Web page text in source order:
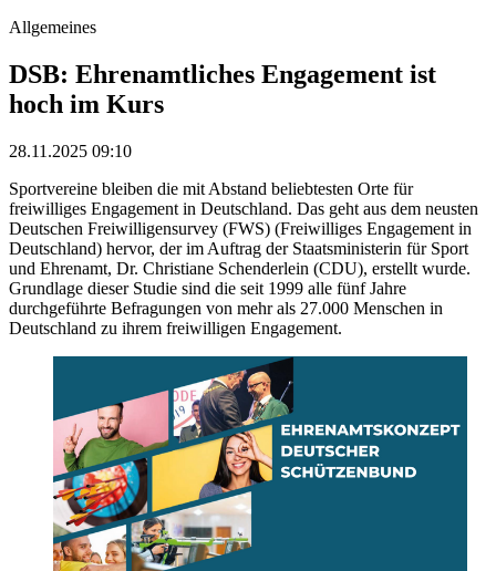
Allgemeines
DSB: Ehrenamtliches Engagement ist
hoch im Kurs
28.11.2025 09:10
Sportvereine bleiben die mit Abstand beliebtesten Orte für
freiwilliges Engagement in Deutschland. Das geht aus dem neusten
Deutschen Freiwilligensurvey (FWS) (Freiwilliges Engagement in
Deutschland) hervor, der im Auftrag der Staatsministerin für Sport
und Ehrenamt, Dr. Christiane Schenderlein (CDU), erstellt wurde.
Grundlage dieser Studie sind die seit 1999 alle fünf Jahre
durchgeführte Befragungen von mehr als 27.000 Menschen in
Deutschland zu ihrem freiwilligen Engagement.